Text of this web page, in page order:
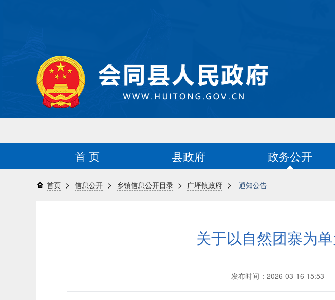
首 页 县政府 政务公开
首页 > 信息公开 > 乡镇信息公开目录 > 广坪镇政府 > 通知公告
关于以自然团寨为
发布时间：2026-03-16 15:53